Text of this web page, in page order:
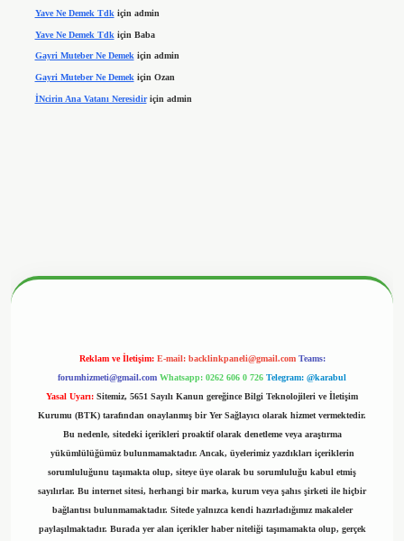
Yave Ne Demek Tdk için admin
Yave Ne Demek Tdk için Baba
Gayri Muteber Ne Demekiçin admin
Gayri Muteber Ne Demek için Ozan
İNcirin Ana Vatanı Neresidiriçin admin
Reklam ve İletişim: E-mail: backlinkpaneli@gmail.com Teams:
forumhizmeti@gmail.com Whatsapp: 0262 606 0 726 Telegram: @karabul
Yasal Uyarı: Sitemiz, 5651 Sayılı Kanun gereğince Bilgi Teknolojileri ve İletişim
Kurumu (BTK) tarafından onaylanmış bir Yer Sağlayıcı olarak hizmet vermektedir.
Bu nedenle, sitedeki içerikleri proaktif olarak denetleme veya araştırma
yükümlülüğümüz bulunmamaktadır. Ancak, üyelerimiz yazdıkları içeriklerin
sorumluluğunu taşımakta olup, siteye üye olarak bu sorumluluğu kabul etmiş
sayılırlar. Bu internet sitesi, herhangi bir marka, kurum veya şahıs şirketi ile hiçbir
bağlantısı bulunmamaktadır. Sitede yalnızca kendi hazırladığımız makaleler
paylaşılmaktadır. Burada yer alan içerikler haber niteliği taşımamakta olup, gerçek